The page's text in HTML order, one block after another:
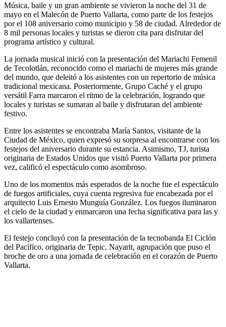
Música, baile y un gran ambiente se vivieron la noche del 31 de
mayo en el Malecón de Puerto Vallarta, como parte de los festejos
por el 108 aniversario como municipio y 58 de ciudad. Alrededor de
8 mil personas locales y turistas se dieron cita para disfrutar del
programa artístico y cultural.
La jornada musical inició con la presentación del Mariachi Femenil
de Tecolotlán, reconocido como el mariachi de mujeres más grande
del mundo, que deleitó a los asistentes con un repertorio de música
tradicional mexicana. Posteriormente, Grupo Caché y el grupo
versátil Farra marcaron el ritmo de la celebración, logrando que
locales y turistas se sumaran al baile y disfrutaran del ambiente
festivo.
Entre los asistentes se encontraba María Santos, visitante de la
Ciudad de México, quien expresó su sorpresa al encontrarse con los
festejos del aniversario durante su estancia. Asimismo, TJ, turista
originaria de Estados Unidos que visitó Puerto Vallarta por primera
vez, calificó el espectáculo como asombroso.
Uno de los momentos más esperados de la noche fue el espectáculo
de fuegos artificiales, cuya cuenta regresiva fue encabezada por el
arquitecto Luis Ernesto Munguía González. Los fuegos iluminaron
el cielo de la ciudad y enmarcaron una fecha significativa para las y
los vallartenses.
El festejo concluyó con la presentación de la tecnobanda El Ciclón
del Pacífico, originaria de Tepic, Nayarit, agrupación que puso el
broche de oro a una jornada de celebración en el corazón de Puerto
Vallarta.